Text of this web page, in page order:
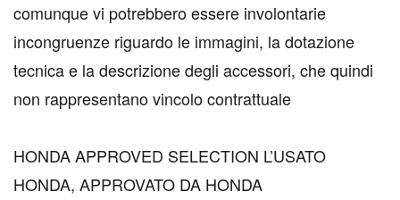
comunque vi potrebbero essere involontarie
incongruenze riguardo le immagini, la dotazione
tecnica e la descrizione degli accessori, che quindi
non rappresentano vincolo contrattuale
HONDA APPROVED SELECTION L’USATO
HONDA, APPROVATO DA HONDA